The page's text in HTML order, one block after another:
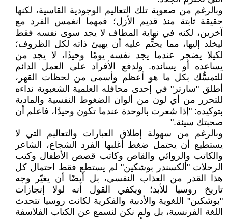
وبالرغم من صعوبة تلك التعاليم الوجودية القاسية، لكنها
حقيقة ثابتة منذ قديم الأزل؛ فمهما انغمس الفرد مع
آخرين، لكنه في نهاية المطاف لا يجد سوى نفسه فقط
ليخلد إليها، مما يحتِّم عليه أن يهيئ ذاته لكل الظروف؛
لكيلا يضجر عندما يجد نفسه يومًا وحيدًا، لا يجد من
يساعده أو يسانده. ولدفع الأفراد على العمل الدائم
للتمسُّك بكل ما هو أعظم وأسمى من لحظات القهر،
أطلق "سارتر" في إحدى محافله العلمية الشعبوية نداءه
للتحرر من أي لون من ألوان الضغوط النفسية والمادية
بتوكيده: "إذا شعرت بالوحدة عندما تكون وحيدًا، فاعلم أن
صحبتك سيئة."
وبالرغم من سهولة إطلاق العبارات والتعاليم التي لا
يستطيع أن يحتمل ضغط أغلبها الفرد الشجاع، الشاعر
والكاتب والروائي والقاص وكاتب قصص الأطفال وكتب
الرحلات "ألكسندر بوشكين" لم يستطع فقط احتمال كل
هذا القدر من العذاب النفسي، بل أيضًا أن يغيّر وجه
تاريخ روسيا للأبد؛ ويكفي القول أنه لولا إنجازات
"بوشكين" اللغوية والأدبية والفكرية لكانت روسيا تتحدث
اللغة الفرنسية، بل ولم نكن لنسمع عن الكتاب الفلاسفة